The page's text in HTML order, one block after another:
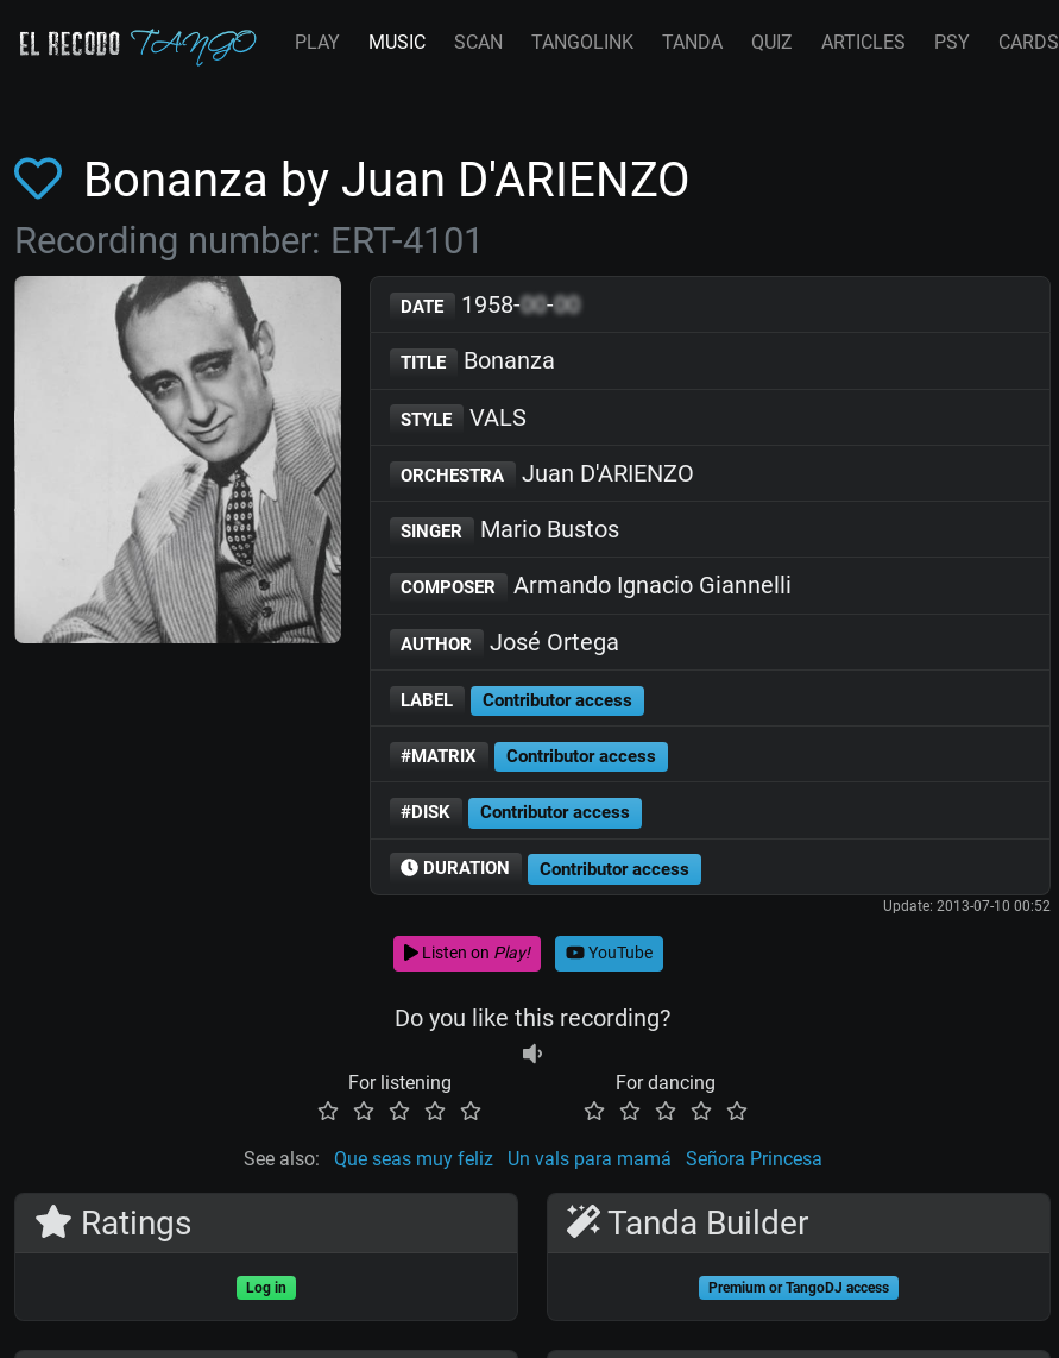
PLAY MUSIC SCAN TANGOLINK TANDA QUIZ ARTICLES PSY CARDS
Bonanza by Juan D'ARIENZO
Recording number: ERT-4101
DATE 1958-00-00
TITLE Bonanza
STYLE VALS
ORCHESTRA Juan D'ARIENZO
SINGER Mario Bustos
COMPOSER Armando Ignacio Giannelli
AUTHOR José Ortega
LABEL Contributor access
#MATRIX Contributor access
#DISK Contributor access
DURATION Contributor access
Update: 2013-07-10 00:52
Listen on Play! YouTube
Do you like this recording?
For listening For dancing
See also: Que seas muy feliz Un vals para mamá Señora Princesa
Ratings
Log in
Tanda Builder
Premium or TangoDJ access